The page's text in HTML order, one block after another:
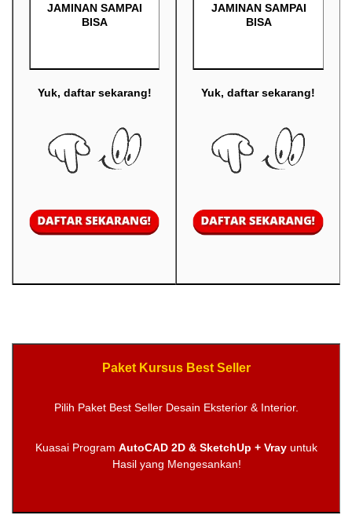
JAMINAN SAMPAI
BISA
Yuk, daftar sekarang!
JAMINAN SAMPAI
BISA
Yuk, daftar sekarang!
Paket Kursus Best Seller
Pilih Paket Best Seller Desain Eksterior & Interior.
Kuasai Program AutoCAD 2D & SketchUp + Vray untuk
Hasil yang Mengesankan!